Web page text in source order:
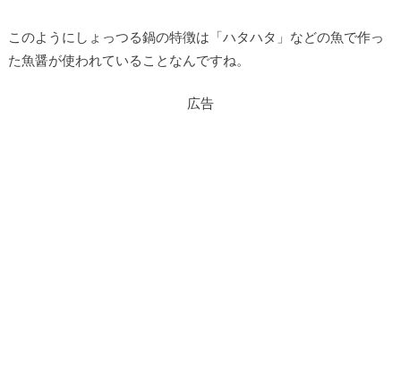
このようにしょっつる鍋の特徴は「ハタハタ」などの魚で作っ
た魚醤が使われていることなんですね。
広告